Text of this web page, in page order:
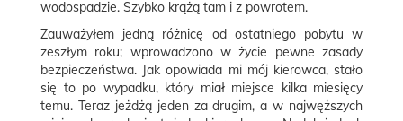
wodospadzie. Szybko krążą tam i z powrotem.
Zauważyłem jedną różnicę od ostatniego pobytu w
zeszłym roku; wprowadzono w życie pewne zasady
bezpieczeństwa. Jak opowiada mi mój kierowca, stało
się to po wypadku, który miał miejsce kilka miesięcy
temu. Teraz jeżdżą jeden za drugim, a w najwęższych